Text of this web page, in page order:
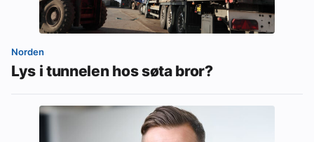
Norden
Lys i tunnelen hos søta bror?